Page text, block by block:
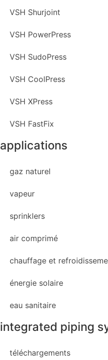
VSH Shurjoint
VSH PowerPress
VSH SudoPress
VSH CoolPress
VSH XPress
VSH FastFix
applications
gaz naturel
vapeur
sprinklers
air comprimé
chauffage et
énergie solaire
eau sanitaire
integrated piping
téléchargements